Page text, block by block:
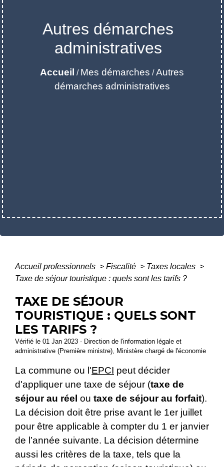
Autres démarches
administratives
Accueil / Mes démarches /Autres
démarches administratives
Accueil professionnels > Fiscalité > Taxes locales >
Taxe de séjour touristique : quels sont les tarifs ?
TAXE DE SÉJOUR
TOURISTIQUE : QUELS SONT
LES TARIFS ?
Vérifié le 01 Jan 2023 - Direction de l'information légale et
administrative (Première ministre), Ministère chargé de l'économie
La commune ou l'EPCI peut décider
d'appliquer une taxe de séjour (taxe de
séjour au réel ou taxe de séjour au forfait).
La décision doit être prise avant le 1er juillet
pour être applicable à compter du 1 er janvier
de l’année suivante. La décision détermine
aussi les critères de la taxe, tels que la